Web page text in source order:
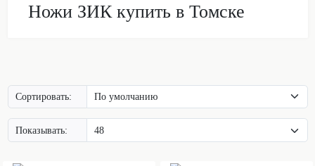
Ножи ЗИК купить в Томске
Сортировать:
Показывать: